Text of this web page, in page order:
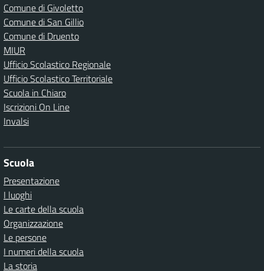
Comune di Givoletto
Comune di San Gillio
Comune di Druento
MIUR
Ufficio Scolastico Regionale
Ufficio Scolastico Territoriale
Scuola in Chiaro
Iscrizioni On Line
Invalsi
Scuola
Presentazione
I luoghi
Le carte della scuola
Organizzazione
Le persone
I numeri della scuola
La storia